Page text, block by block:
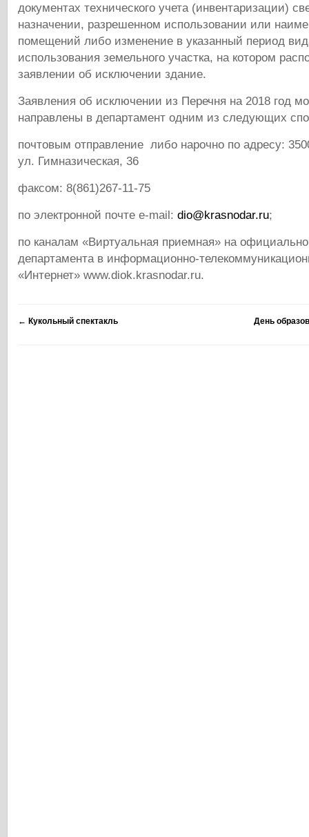
документах технического учета (инвентаризации)
назначении, разрешенном использовании или
помещений либо изменение в указанный период
использования земельного участка, на котором
заявлении об исключении здание.
Заявления об исключении из Перечня на 2018 год
направлены в департамент одним из следующих
почтовым отправление либо нарочно по адресу:
ул. Гимназическая, 36
факсом: 8(861)267-11-75
по электронной почте e-mail: dio@krasnodar.ru;
по каналам «Виртуальная приемная» на
департамента в информационно-
«Интернет» www.diok.krasnodar.ru.
← Кукольный спектакль День